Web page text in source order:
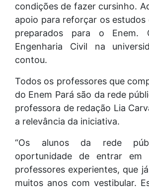
condições de fazer cursinho.
apoio para reforçar os estudos
preparados para o Enem.
Engenharia Civil na
contou.
Todos os professores que
do Enem Pará são da rede
professora de redação Lia
a relevância da iniciativa.
“Os alunos da rede
oportunidade de entrar em
professores experientes, que
muitos anos com vestibular.